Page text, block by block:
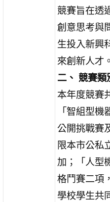
競賽旨在透
創意思考與
生投入新興
來創新人才。
二、 競賽類
本年度競賽
「智組型
公開挑戰賽
限本市公私
加；「人型
格鬥賽二項
學校學生共